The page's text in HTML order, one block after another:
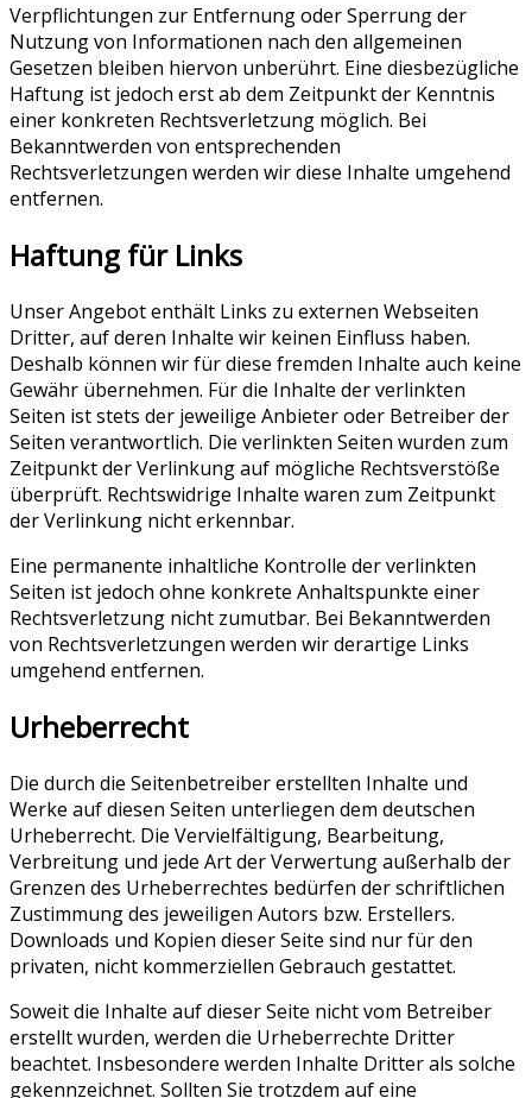
Verpflichtungen zur Entfernung oder Sperrung der
Nutzung von Informationen nach den allgemeinen
Gesetzen bleiben hiervon unberührt. Eine diesbezügliche
Haftung ist jedoch erst ab dem Zeitpunkt der Kenntnis
einer konkreten Rechtsverletzung möglich. Bei
Bekanntwerden von entsprechenden
Rechtsverletzungen werden wir diese Inhalte umgehend
entfernen.
Haftung für Links
Unser Angebot enthält Links zu externen Webseiten
Dritter, auf deren Inhalte wir keinen Einfluss haben.
Deshalb können wir für diese fremden Inhalte auch keine
Gewähr übernehmen. Für die Inhalte der verlinkten
Seiten ist stets der jeweilige Anbieter oder Betreiber der
Seiten verantwortlich. Die verlinkten Seiten wurden zum
Zeitpunkt der Verlinkung auf mögliche Rechtsverstöße
überprüft. Rechtswidrige Inhalte waren zum Zeitpunkt
der Verlinkung nicht erkennbar.
Eine permanente inhaltliche Kontrolle der verlinkten
Seiten ist jedoch ohne konkrete Anhaltspunkte einer
Rechtsverletzung nicht zumutbar. Bei Bekanntwerden
von Rechtsverletzungen werden wir derartige Links
umgehend entfernen.
Urheberrecht
Die durch die Seitenbetreiber erstellten Inhalte und
Werke auf diesen Seiten unterliegen dem deutschen
Urheberrecht. Die Vervielfältigung, Bearbeitung,
Verbreitung und jede Art der Verwertung außerhalb der
Grenzen des Urheberrechtes bedürfen der schriftlichen
Zustimmung des jeweiligen Autors bzw. Erstellers.
Downloads und Kopien dieser Seite sind nur für den
privaten, nicht kommerziellen Gebrauch gestattet.
Soweit die Inhalte auf dieser Seite nicht vom Betreiber
erstellt wurden, werden die Urheberrechte Dritter
beachtet. Insbesondere werden Inhalte Dritter als solche
gekennzeichnet. Sollten Sie trotzdem auf eine